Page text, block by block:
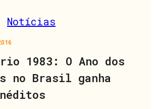
Notícias
1983: O Ano dos
no Brasil ganha